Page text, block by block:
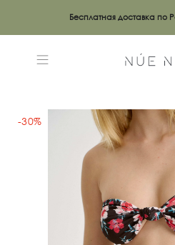
Бесплатная доставка по
-30%